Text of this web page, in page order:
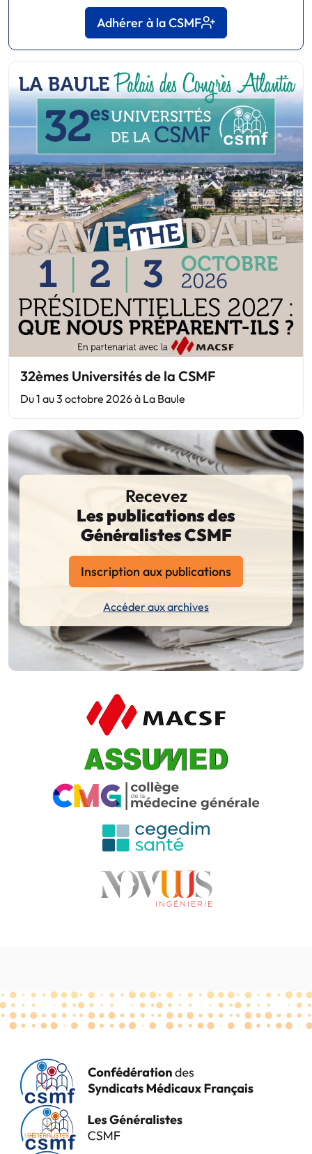
Adhérer à la CSMF
32èmes Universités de la CSMF
Du 1 au 3 octobre 2026 à La Baule
Recevez
Les publications des
Généralistes CSMF
Inscription aux publications
Accéder aux archives